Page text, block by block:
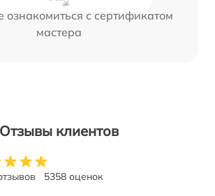
ознакомиться с сертификатом
мастера
Отзывы клиентов
5358 оценок